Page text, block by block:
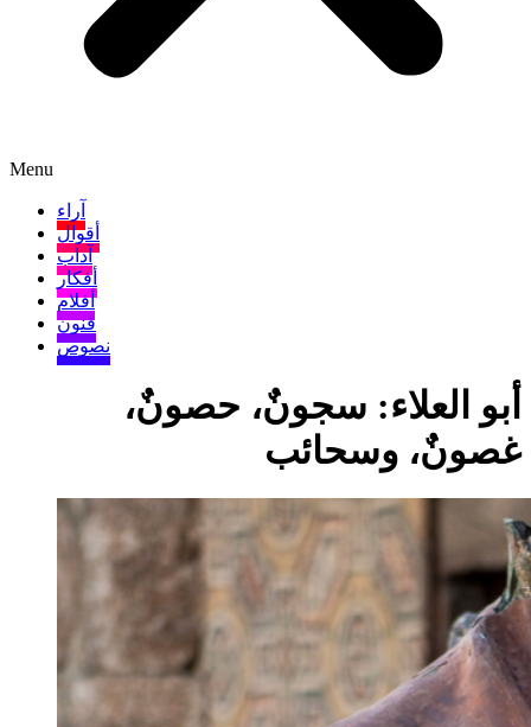
Menu
آراء
أقوال
آداب
أفكار
أفلام
فنون
نصوص
أبو العلاء: سجونٌ، حصونٌ،
غصونٌ، وسحائب